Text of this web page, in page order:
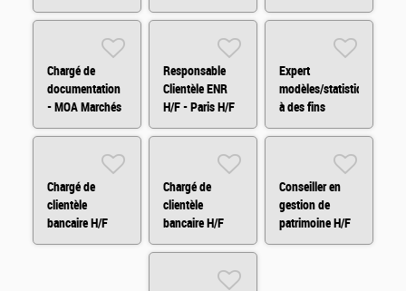
Chargé de
documentation
- MOA Marchés
Financiers H/F
Responsable
Clientèle ENR
H/F - Paris H/F
Expert
modèles/statistiques
à des fins
d'audit H/F
Chargé de
clientèle
bancaire H/F
Chargé de
clientèle
bancaire H/F
Conseiller en
gestion de
patrimoine H/F